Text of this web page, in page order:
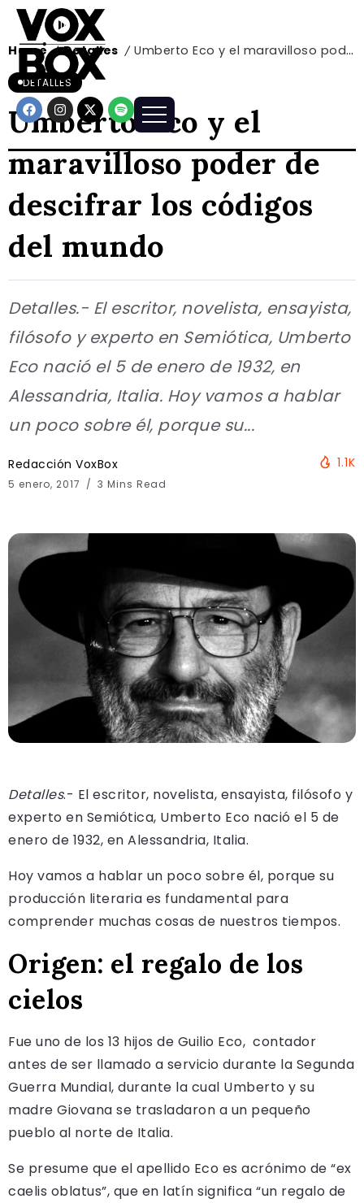
Home / Detalles / Umberto Eco y el maravilloso poder de descifrar los códigos del mundo
DETALLES
Umberto Eco y el
maravilloso poder de
descifrar los códigos
del mundo
Detalles.- El escritor, novelista, ensayista,
filósofo y experto en Semiótica, Umberto
Eco nació el 5 de enero de 1932, en
Alessandria, Italia. Hoy vamos a hablar
un poco sobre él, porque su...
Redacción VoxBox
5 enero, 2017 3 Mins Read
1.1K
Detalles.- El escritor, novelista, ensayista, filósofo y
experto en Semiótica, Umberto Eco nació el 5 de
enero de 1932, en Alessandria, Italia.
Hoy vamos a hablar un poco sobre él, porque su
producción literaria es fundamental para
comprender muchas cosas de nuestros tiempos.
Origen: el regalo de los
cielos
Fue uno de los 13 hijos de Guilio Eco, contador
antes de ser llamado a servicio durante la Segunda
Guerra Mundial, durante la cual Umberto y su
madre Giovana se trasladaron a un pequeño
pueblo al norte de Italia.
Se presume que el apellido Eco es acrónimo de “ex
caelis oblatus”, que en latín significa “un regalo de